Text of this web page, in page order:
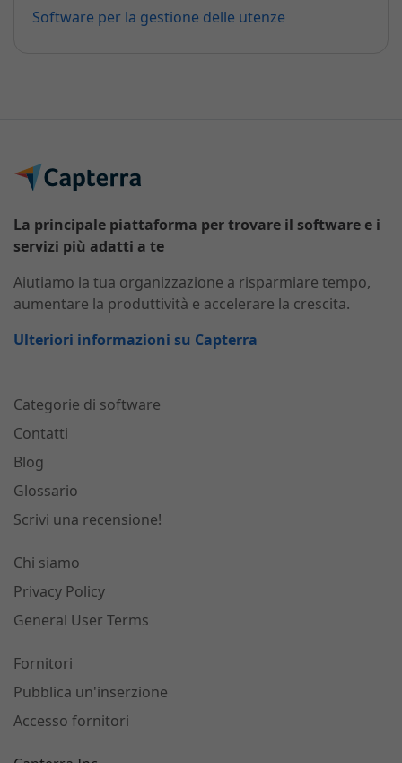
Software per la gestione delle utenze
La principale piattaforma per trovare il software e i
servizi più adatti a te
Aiutiamo la tua organizzazione a risparmiare tempo,
aumentare la produttività e accelerare la crescita.
Ulteriori informazioni su Capterra
Categorie di software
Contatti
Blog
Glossario
Scrivi una recensione!
Chi siamo
Privacy Policy
General User Terms
Fornitori
Pubblica un'inserzione
Accesso fornitori